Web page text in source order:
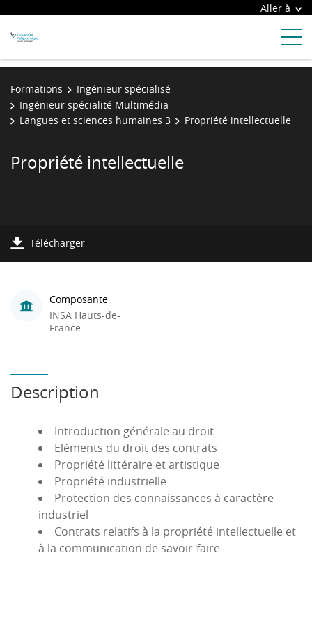
Aller à
Formations
Ingénieur spécialisé
Ingénieur spécialité Multimédia
Langues et sciences humaines 3
Propriété intellectuelle
Propriété intellectuelle
Télécharger
Composante
INSA Hauts-de-
France
Description
Introduction générale au droit
Eléments du droit des contrats
Propriété littéraire et artistique
Propriété industrielle
Protection des connaissances à caractère
industriel
Contrats relatifs à la propriété intellectuelle et
à la communication de savoir-faire